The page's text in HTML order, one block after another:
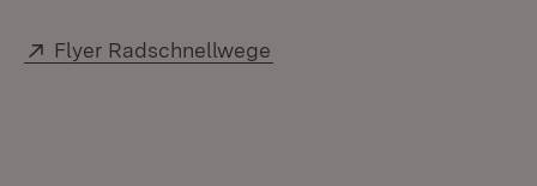
Extern:
Flyer Radschnellwege